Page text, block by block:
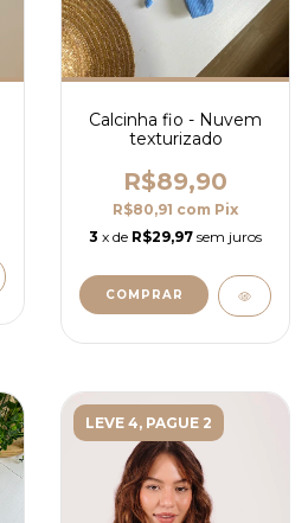
Calcinha fio - Nuvem
texturizado
R$89,90
R$80,91 com Pix
3 x de R$29,97 sem juros
COMPRAR
LEVE 4, PAGUE 2